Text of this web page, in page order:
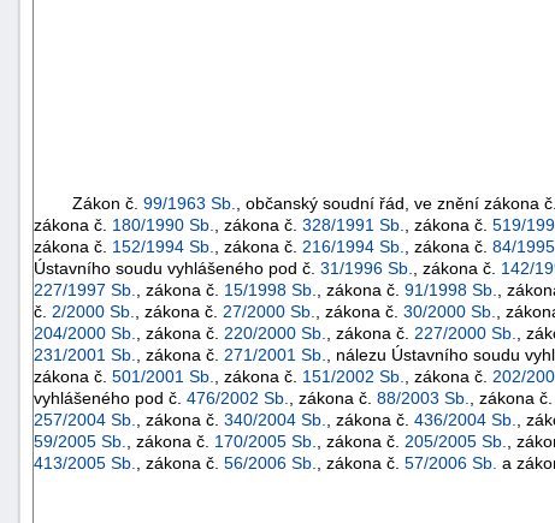
Zákon č. 99/1963 Sb. , občanský soudní řád, ve znění zákona č.
zákona č. 180/1990 Sb. , zákona č. 328/1991 Sb. , zákona č. 519/
zákona č. 152/1994 Sb. , zákona č. 216/1994 Sb. , zákona č. 84/1995
Ústavního soudu vyhlášeného pod č. 31/1996 Sb. , zákona č. 142/
227/1997 Sb.
, zákona č. 15/1998 Sb. , zákona č. 91/1998 Sb. ,
č. 2/2000 Sb. , zákona č. 27/2000 Sb. , zákona č. 30/2000 Sb. ,
204/2000 Sb.
, zákona č. 220/2000 Sb. , zákona č. 227/2000 Sb. ,
231/2001 Sb.
, zákona č. 271/2001 Sb. , nálezu Ústavního soudu
zákona č. 501/2001 Sb. , zákona č. 151/2002 Sb. , zákona č. 202/
vyhlášeného pod č. 476/2002 Sb. , zákona č. 88/2003 Sb. , zákona č.
257/2004 Sb.
, zákona č. 340/2004 Sb. , zákona č. 436/2004 Sb. ,
59/2005 Sb.
, zákona č. 170/2005 Sb. , zákona č. 205/2005 Sb. ,
413/2005 Sb.
, zákona č. 56/2006 Sb. , zákona č. 57/2006 Sb. a